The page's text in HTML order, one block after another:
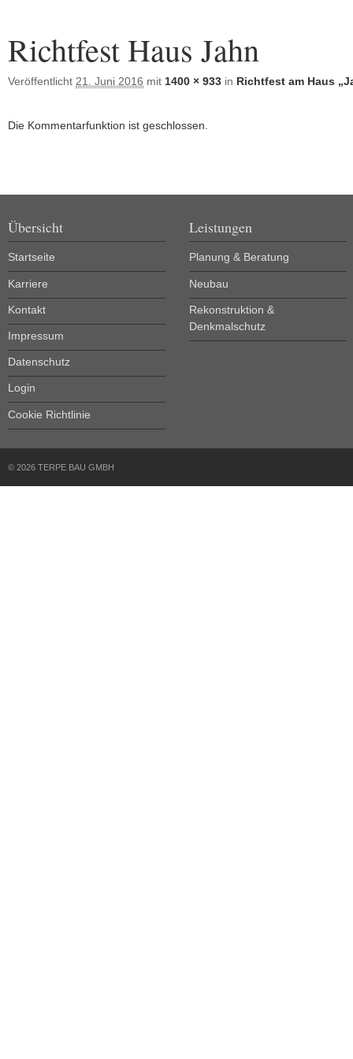
Richtfest Haus Jahn
Veröffentlicht 21. Juni 2016 mit 1400 × 933 in Richtfest am Haus
Die Kommentarfunktion ist geschlossen.
Übersicht
Startseite
Karriere
Kontakt
Impressum
Datenschutz
Login
Cookie Richtlinie
Leistungen
Planung & Beratung
Neubau
Rekonstruktion &
Denkmalschutz
© 2026 TERPE BAU GMBH